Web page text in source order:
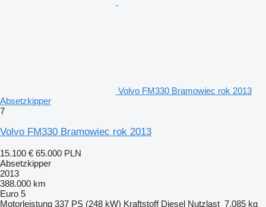
Volvo FM330 Bramowiec rok 2013
Absetzkipper
7
Volvo FM330 Bramowiec rok 2013
15.100 € 65.000 PLN
Absetzkipper
2013
388.000 km
Euro 5
Motorleistung 337 PS (248 kW) Kraftstoff Diesel Nutzlast 7.085 kg